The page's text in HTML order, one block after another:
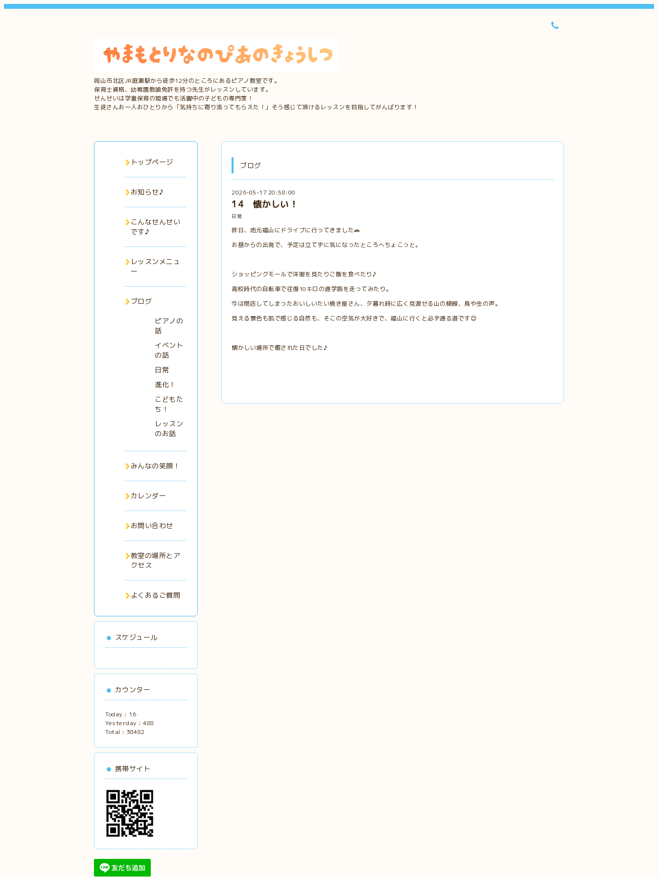
岡山市北区JR庭瀬駅から徒歩12分のところにあるピアノ教室です。
保育士資格、幼稚園教諭免許を持つ先生がレッスンしています。
せんせいは学童保育の現場でも活躍中の子どもの専門家！
生徒さんお一人おひとりから「気持ちに寄り添ってもらえた！」そう感じて頂けるレッスンを目指してがんばります！
ブログ
2026-05-17 20:58:00
14 懐かしい！
日常
昨日、地元福山にドライブに行ってきました🚗
お昼からの出発で、予定は立てずに気になったところへちょこっと。
ショッピングモールで洋服を見たりご飯を食べたり♪
高校時代の自転車で往復10キロの通学路を走ってみたり。
今は閉店してしまったおいしいたい焼き屋さん、夕暮れ時に広く見渡せる山の稜線、鳥や虫の声。
見える景色も肌で感じる自然も、そこの空気が大好きで、福山に行くと必ず通る道です😊
懐かしい場所で癒された日でした♪
トップページ
お知らせ♪
こんなせんせい
です♪
レッスンメニュ
ー
ブログ
ピアノの
話
イベント
の話
日常
進化！
こどもた
ち！
レッスン
のお話
みんなの笑顔！
カレンダー
お問い合わせ
教室の場所とア
クセス
よくあるご質問
スケジュール
カウンター
Today : 16
Yesterday : 488
Total : 38482
携帯サイト